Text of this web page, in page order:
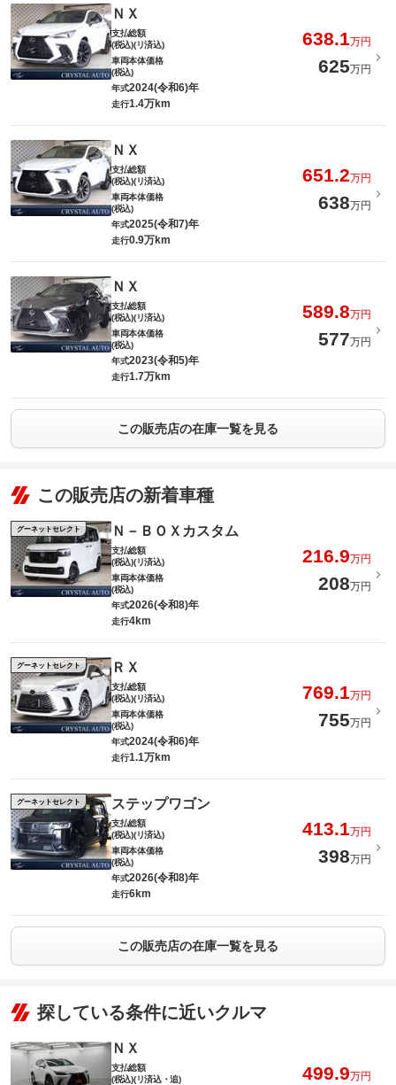
ＮＸ
支払総額
(税込)(リ済込)
638.1万円
車両本体価格
(税込)
625万円
年式2024(令和6)年
走行1.4万km
ＮＸ
支払総額
(税込)(リ済込)
651.2万円
車両本体価格
(税込)
638万円
年式2025(令和7)年
走行0.9万km
ＮＸ
支払総額
(税込)(リ済込)
589.8万円
車両本体価格
(税込)
577万円
年式2023(令和5)年
走行1.7万km
この販売店の在庫一覧を見る
この販売店の新着車種
グーネットセレクト Ｎ－ＢＯＸカスタム
支払総額
(税込)(リ済込)
216.9万円
車両本体価格
(税込)
208万円
年式2026(令和8)年
走行4km
グーネットセレクト ＲＸ
支払総額
(税込)(リ済込)
769.1万円
車両本体価格
(税込)
755万円
年式2024(令和6)年
走行1.1万km
グーネットセレクト ステップワゴン
支払総額
(税込)(リ済込)
413.1万円
車両本体価格
(税込)
398万円
年式2026(令和8)年
走行6km
この販売店の在庫一覧を見る
探している条件に近いクルマ
ＮＸ
支払総額
(税込)(リ済込・追)
499.9万円